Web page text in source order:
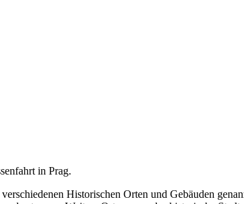
in Prag.
Historischen Orten und Gebäuden